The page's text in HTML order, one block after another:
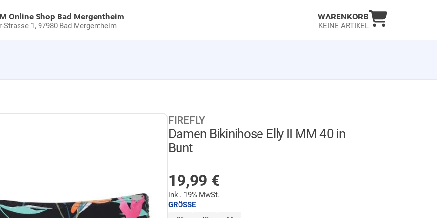
Online Shop Bad Mergentheim
Strasse 1,97980 Bad Mergentheim
WARENKORB
KEINE ARTIKEL
Warenkorb
FIREFLY
Damen Bikinihose Elly II MM 40 in
Bunt
19,99 €
inkl. 19% MwSt.
GRÖSSE